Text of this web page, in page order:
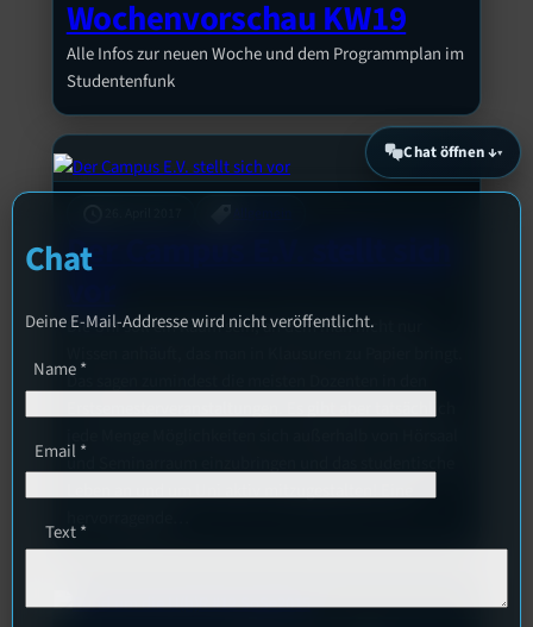
Wochenvorschau KW19
Alle Infos zur neuen Woche und dem Programmplan im
Studentenfunk
Der Campus E.V. stellt sich
Die Uni soll ein Raum sein, an dem man nicht nur
Das sagen zumindest die meisten Dozenten in den
und Seminarraum einzubringen und das studentische
Chat öffnen ↓
Chat
Deine E-Mail-Addresse wird nicht veröffentlicht.
Name*
Email *
Text*